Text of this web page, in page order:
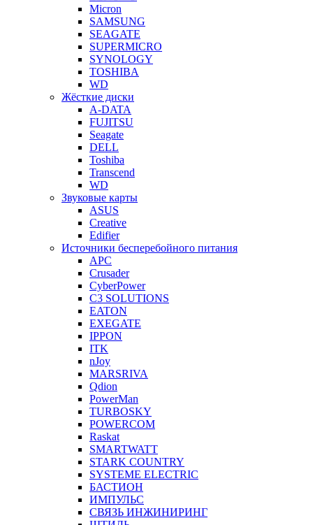
Micron
SAMSUNG
SEAGATE
SUPERMICRO
SYNOLOGY
TOSHIBA
WD
Жёсткие диски
A-DATA
FUJITSU
Seagate
DELL
Toshiba
Transcend
WD
Звуковые карты
ASUS
Creative
Edifier
Источники бесперебойного питания
APC
Crusader
CyberPower
C3 SOLUTIONS
EATON
EXEGATE
IPPON
ITK
nJoy
MARSRIVA
Qdion
PowerMan
TURBOSKY
POWERCOM
Raskat
SMARTWATT
STARK COUNTRY
SYSTEME ELECTRIC
БАСТИОН
ИМПУЛЬС
СВЯЗЬ ИНЖИНИРИНГ